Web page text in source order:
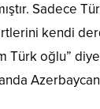
Sadece
kendi
oğlu”